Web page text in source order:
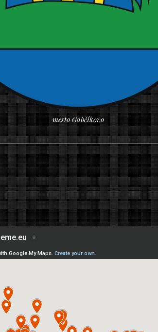
mesto Gabčíkovo